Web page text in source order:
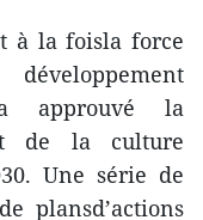
à la foisla force
approuvé la
de la culture
Une série de
plansd’actions